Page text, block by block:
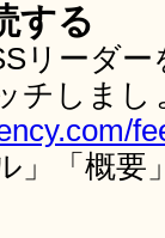
する
リーダ
チしま
」「概要